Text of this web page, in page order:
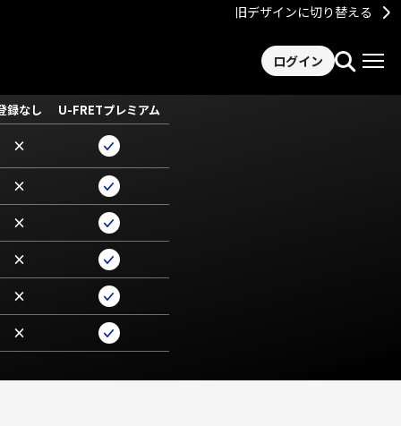
旧デザインに切り替える
ログイン
録なし U-FRETプレミアム
×
×
×
×
×
×